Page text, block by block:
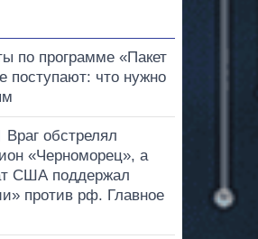
по программе «Пакет
поступают: что нужно
Враг обстрелял
«Черноморец», а
США поддержал
против рф. Главное